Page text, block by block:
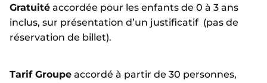
Gratuité accordée pour les enfants de 0 à 3 ans
inclus, sur présentation d’un justificatif (pas de
réservation de billet).
Tarif Groupe accordé à partir de 30 personnes,